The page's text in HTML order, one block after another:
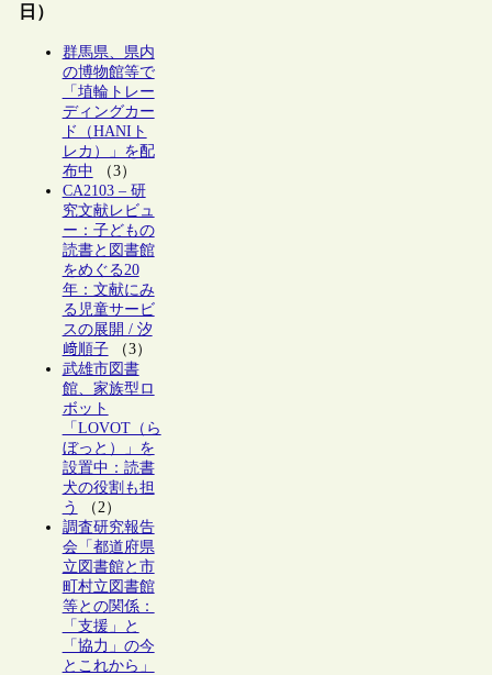
日）
群馬県、県内
の博物館等で
「埴輪トレー
ディングカー
ド（HANIト
レカ）」を配
布中 （3）
CA2103 – 研
究文献レビュ
ー：子どもの
読書と図書館
をめぐる20
年：文献にみ
る児童サービ
スの展開 / 汐
﨑順子（3）
武雄市図書
館、家族型ロ
ボット
「LOVOT（ら
ぼっと）」を
設置中：読書
犬の役割も担
う
（2）
調査研究報告
会「都道府県
立図書館と市
町村立図書館
等との関係：
「支援」と
「協力」の今
とこれから」